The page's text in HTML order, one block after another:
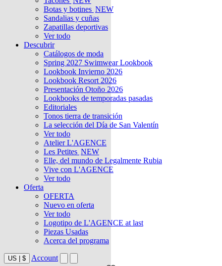
Botas y botines NEW
Sandalias y cuñas
Zapatillas deportivas
Ver todo
Descubrir
Catálogos de moda
Spring 2027 Swimwear Lookbook
Lookbook Invierno 2026
Lookbook Resort 2026
Presentación Otoño 2026
Lookbooks de temporadas pasadas
Editoriales
Tonos tierra de transición
La selección del Día de San Valentín
Ver todo
Atelier L'AGENCE
Les Petites NEW
Elle, del mundo de Legalmente Rubia
Vive con L'AGENCE
Ver todo
Oferta
OFERTA
Nuevo en oferta
Ver todo
Logotipo de L'AGENCE at last
Piezas Usadas
Acerca del programa
US $ Account